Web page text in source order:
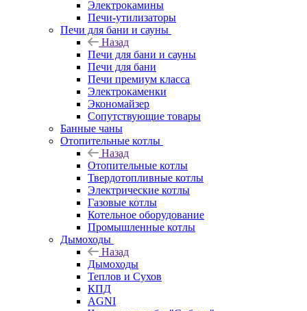
Электрокамины
Печи-утилизаторы
Печи для бани и сауны
Назад
Печи для бани и сауны
Печи для бани
Печи премиум класса
Электрокаменки
Экономайзер
Сопутствующие товары
Банные чаны
Отопительные котлы
Назад
Отопительные котлы
Твердотопливные котлы
Электрические котлы
Газовые котлы
Котельное оборудование
Промышленные котлы
Дымоходы
Назад
Дымоходы
Теплов и Сухов
КПД
AGNI